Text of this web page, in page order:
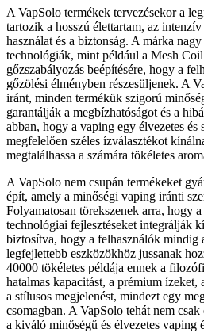
A VapSolo termékek tervezésekor a
tartozik a hosszú élettartam, az
használat és a biztonság. A márka
technológiák, mint például a Mesh
gőzszabályozás beépítésére, hogy a
gőzölési élményben részesüljenek. A
iránt, minden termékük szigorú
garantálják a megbízhatóságot és a
abban, hogy a vaping egy élvezetes és
megfelelően széles ízválasztékot
megtalálhassa a számára tökéletes
A VapSolo nem csupán termékeket
épít, amely a minőségi vaping iránti
Folyamatosan törekszenek arra, hogy
technológiai fejlesztéseket integrálják
biztosítva, hogy a felhasználók mindig
legfejlettebb eszközökhöz jussanak
40000 tökéletes példája ennek a
hatalmas kapacitást, a prémium ízeket,
a stílusos megjelenést, mindezt egy
csomagban. A VapSolo tehát nem
a kiváló minőségű és élvezetes vaping